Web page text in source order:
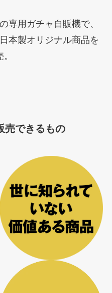
専用ガチャ自販機で、
本製オリジナル商品を
売できるもの